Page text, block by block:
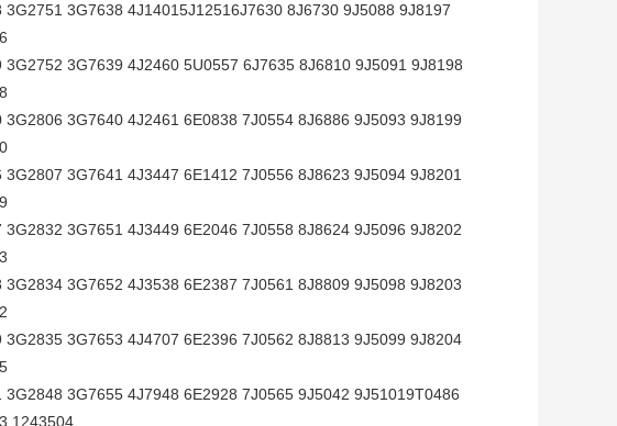
3G2751 3G7638 4J14015J12516J7630 8J6730 9J5088 9J8197
3G2752 3G7639 4J2460 5U0557 6J7635 8J6810 9J5091 9J8198
3G2806 3G7640 4J2461 6E0838 7J0554 8J6886 9J5093 9J8199
3G2807 3G7641 4J3447 6E1412 7J0556 8J8623 9J5094 9J8201
3G2832 3G7651 4J3449 6E2046 7J0558 8J8624 9J5096 9J8202
3G2834 3G7652 4J3538 6E2387 7J0561 8J8809 9J5098 9J8203
3G2835 3G7653 4J4707 6E2396 7J0562 8J8813 9J5099 9J8204
3G2848 3G7655 4J7948 6E2928 7J0565 9J5042 9J51019T0486
1243504